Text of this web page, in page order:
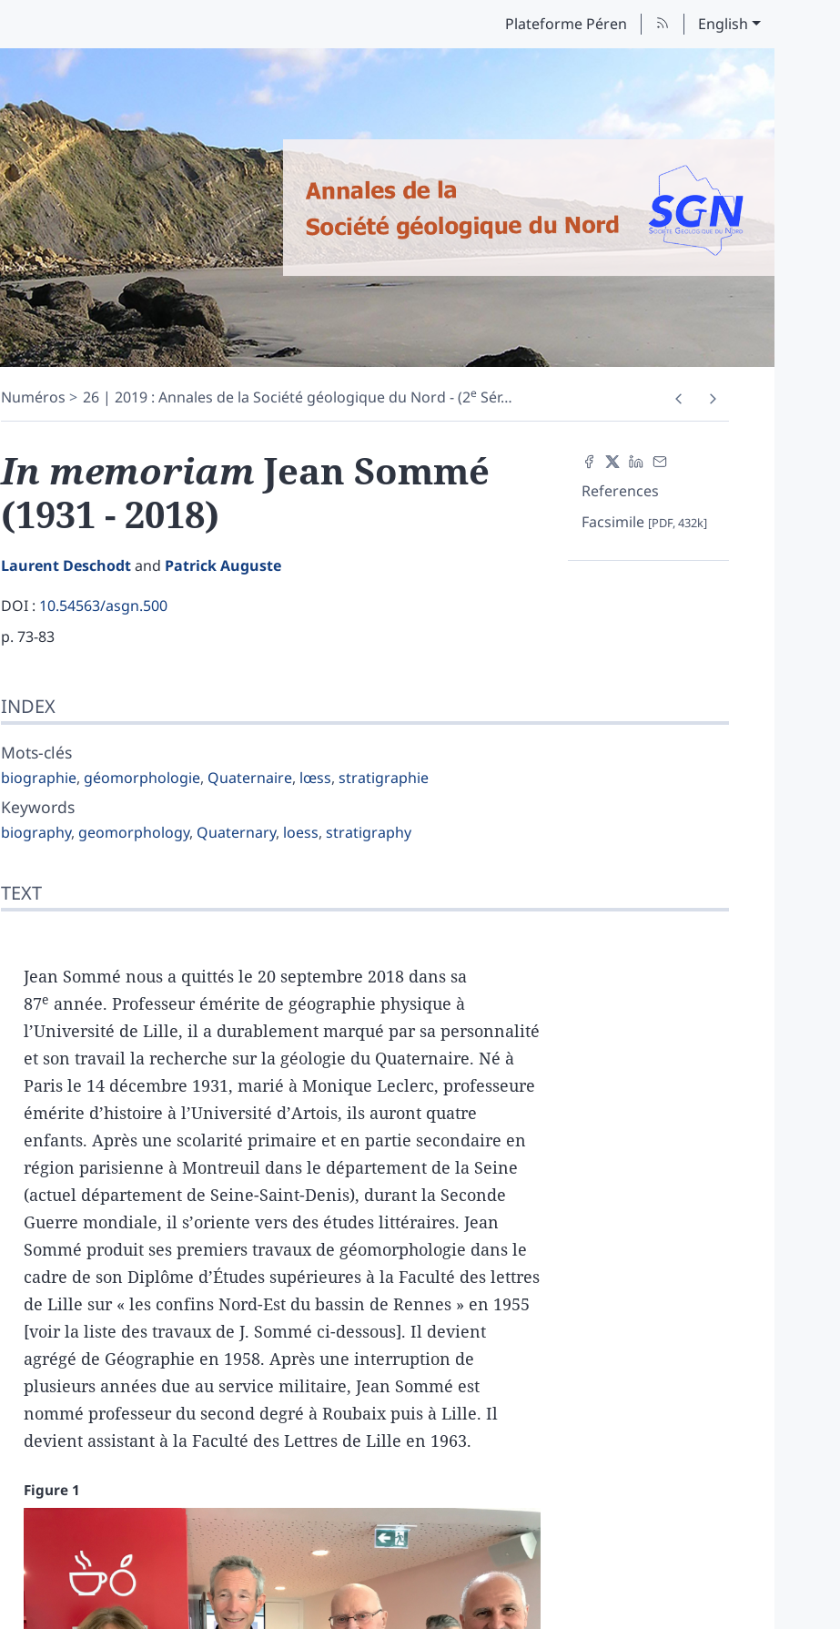
Plateforme Péren English
Numéros 26 | 2019 : Annales de la Société géologique du Nord - (2e Sér…
References
Facsimile [PDF, 432k]
In memoriam Jean Sommé
(1931 - 2018)
Laurent Deschodtand PatrickAuguste
DOI : 10.54563/asgn.500
p. 73-83
Text
Bibliography
Appendix
Illustrations
References
Authors
INDEX
Mots-clés
biographie, géomorphologie, Quaternaire, lœss, stratigraphie
Keywords
biography, geomorphology, Quaternary, loess, stratigraphy
TEXT
Jean Sommé nous a quittés le 20 septembre 2018 dans sa
87e année. Professeur émérite de géographie physique à
l’Université de Lille, il a durablement marqué par sa personnalité
et son travail la recherche sur la géologie du Quaternaire. Né à
Paris le 14 décembre 1931, marié à Monique Leclerc, professeure
émérite d’histoire à l’Université d’Artois, ils auront quatre
enfants. Après une scolarité primaire et en partie secondaire en
région parisienne à Montreuil dans le département de la Seine
(actuel département de Seine-Saint-Denis), durant la Seconde
Guerre mondiale, il s’oriente vers des études littéraires. Jean
Sommé produit ses premiers travaux de géomorphologie dans le
cadre de son Diplôme d’Études supérieures à la Faculté des lettres
de Lille sur « les confins Nord-Est du bassin de Rennes » en 1955
[voir la liste des travaux de J. Sommé ci-dessous]. Il devient
agrégé de Géographie en 1958. Après une interruption de
plusieurs années due au service militaire, Jean Sommé est
nommé professeur du second degré à Roubaix puis à Lille. Il
devient assistant à la Faculté des Lettres de Lille en 1963.
Figure 1